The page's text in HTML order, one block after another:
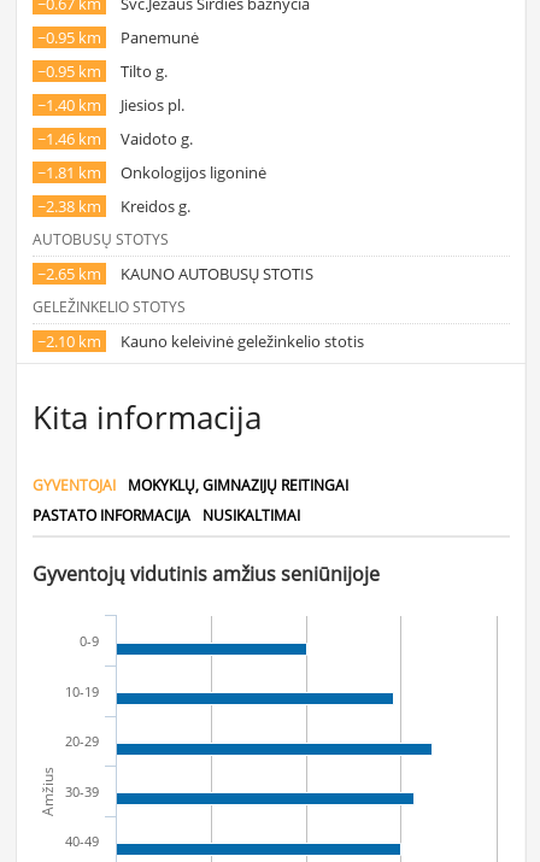
~0.95 km
Panemunė
~0.95 km
Tilto g.
~1.40 km
Jiesios pl.
~1.46 km
Vaidoto g.
~1.81 km
Onkologijos ligoninė
~2.38 km
Kreidos g.
AUTOBUSŲ STOTYS
~2.65 km KAUNO AUTOBUSŲ STOTIS
GELEŽINKELIO STOTYS
~2.10 km Kauno keleivinė geležinkelio stotis
Kita informacija
GYVENTOJAI
MOKYKLŲ, GIMNAZIJŲ REITINGAI
PASTATO INFORMACIJA
NUSIKALTIMAI
Gyventojų vidutinis amžius seniūnijoje
Amžius
0-9
10-19
20-29
30-39
40-49